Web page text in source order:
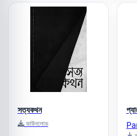
সত্যকথন
ডাউনলোড